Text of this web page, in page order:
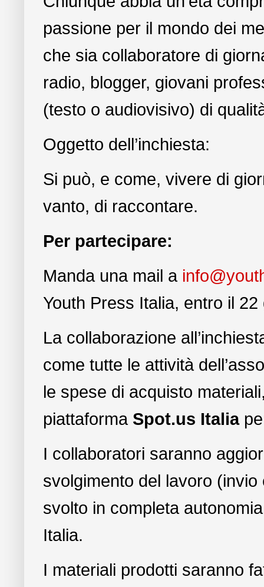
passione per il mondo dei
che sia collaboratore di
radio, blogger, giovani
(testo o audiovisivo) di
Oggetto dell’inchiesta:
Si può, e come, vivere di
vanto, di raccontare.
Per partecipare:
Manda una mail a
Youth Press Italia, entro il
La collaborazione
come tutte le attività
le spese di acquisto
piattaforma Spot.us Italia
I collaboratori saranno
svolgimento del lavoro
svolto in completa
Italia.
I materiali prodotti saranno